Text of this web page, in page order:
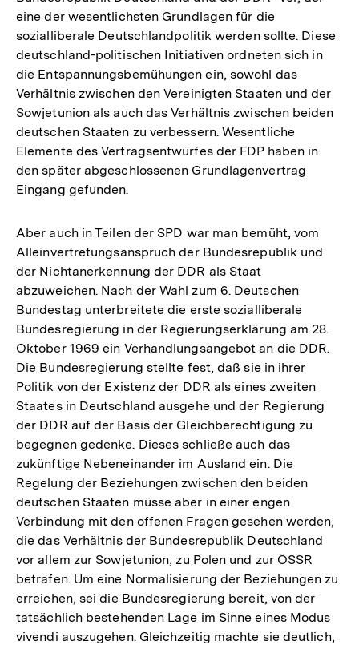
eine der wesentlichsten Grundlagen für die
sozialliberale Deutschlandpolitik werden sollte. Diese
deutschland-politischen Initiativen ordneten sich in
die Entspannungsbemühungen ein, sowohl das
Verhältnis zwischen den Vereinigten Staaten und der
Sowjetunion als auch das Verhältnis zwischen beiden
deutschen Staaten zu verbessern. Wesentliche
Elemente des Vertragsentwurfes der FDP haben in
den später abgeschlossenen Grundlagenvertrag
Eingang gefunden.
Aber auch in Teilen der SPD war man bemüht, vom
Alleinvertretungsanspruch der Bundesrepublik und
der Nichtanerkennung der DDR als Staat
abzuweichen. Nach der Wahl zum 6. Deutschen
Bundestag unterbreitete die erste sozialliberale
Bundesregierung in der Regierungserklärung am 28.
Oktober 1969 ein Verhandlungsangebot an die DDR.
Die Bundesregierung stellte fest, daß sie in ihrer
Politik von der Existenz der DDR als eines zweiten
Staates in Deutschland ausgehe und der Regierung
der DDR auf der Basis der Gleichberechtigung zu
begegnen gedenke. Dieses schließe auch das
zukünftige Nebeneinander im Ausland ein. Die
Regelung der Beziehungen zwischen den beiden
deutschen Staaten müsse aber in einer engen
Verbindung mit den offenen Fragen gesehen werden,
die das Verhältnis der Bundesrepublik Deutschland
vor allem zur Sowjetunion, zu Polen und zur ÖSSR
betrafen. Um eine Normalisierung der Beziehungen zu
erreichen, sei die Bundesregierung bereit, von der
tatsächlich bestehenden Lage im Sinne eines Modus
vivendi auszugehen. Gleichzeitig machte sie deutlich,